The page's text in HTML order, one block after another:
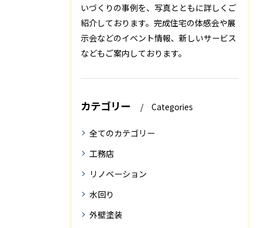
いづくりの事例を、写真とともに詳しくご
紹介しております。完成住宅の体感会や展
示会などのイベント情報、新しいサービス
などもご案内しております。
カテゴリー Categories
全てのカテゴリー
工務店
リノベーション
水回り
外壁塗装